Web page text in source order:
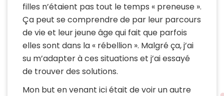
filles n’étaient pas tout le temps « preneuse ».
Ça peut se comprendre de par leur parcours
de vie et leur jeune âge qui fait que parfois
elles sont dans la « rébellion ». Malgré ça, j’ai
su m’adapter à ces situations et j’ai essayé
de trouver des solutions.
Mon but en venant ici était de voir un autre